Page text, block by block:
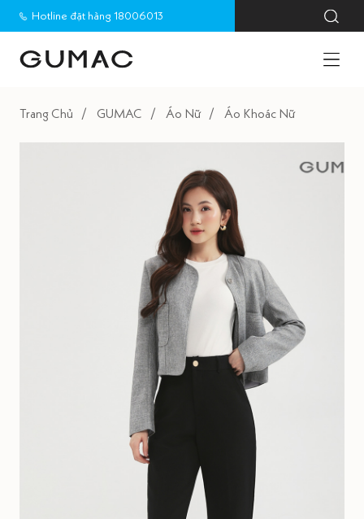
Hotline đặt hàng 18006013
Trang Chủ GUMAC Áo Nữ Áo Khoác Nữ